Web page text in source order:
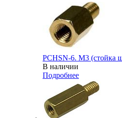
PCHSN-6. M3 (стойка
В наличии
Подробнее